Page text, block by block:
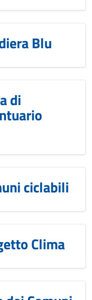
Blu
di
ciclabili
Clima